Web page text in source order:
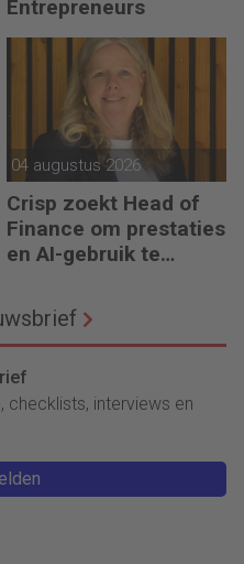
Entrepreneurs
04 augustus 2026
Crisp zoekt Head of
Finance om prestaties
en AI-gebruik te
checklists, interviews en